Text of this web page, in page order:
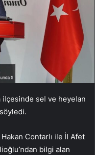
sel ve heyelan
Contarlı ile İl Afet
bilgi alan